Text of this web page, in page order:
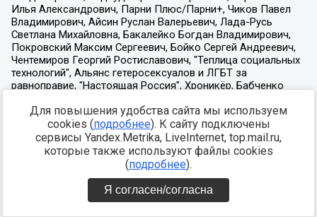
Для повышения удобства сайта мы используем
cookies (подробнее). К сайту подключены
сервисы Yandex.Metrika, LiveInternet, top.mail.ru,
которые также используют файлы cookies
(подробнее).
Я согласен/согласна